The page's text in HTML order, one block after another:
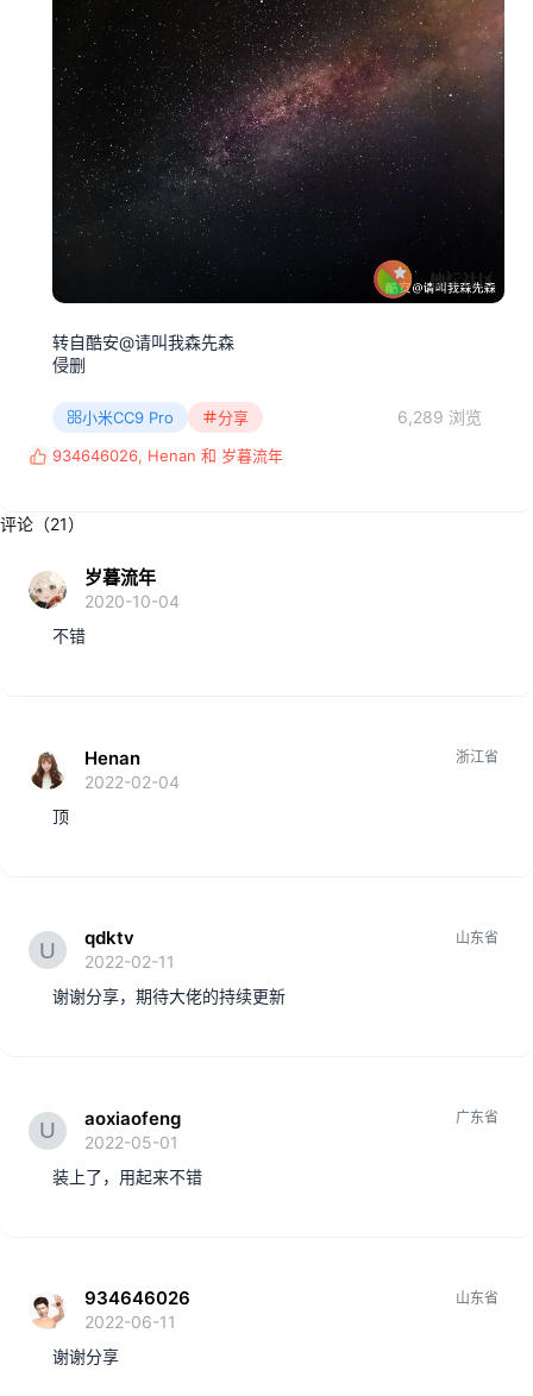
转自酷安@请叫我森先森
侵删
小米CC9 Pro 分享 6,289 浏览
反 934646026, Henan 和 岁暮流年
评论（21）
岁暮流年
2020-10-04
不错
Henan
2022-02-04
浙江省
顶
qdktv
2022-02-11
山东省
谢谢分享，期待大佬的持续更新
aoxiaofeng
2022-05-01
广东省
装上了，用起来不错
934646026
2022-06-11
山东省
谢谢分享